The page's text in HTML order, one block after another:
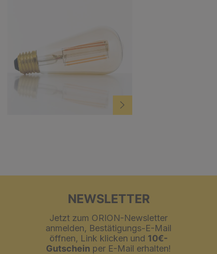
NEWSLETTER
Jetzt zum ORION-Newsletter
anmelden, Bestätigungs-E-Mail
öffnen, Link klicken und 10€-
Gutschein per E-Mail erhalten!